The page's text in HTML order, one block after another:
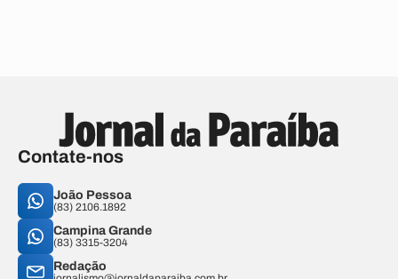
Contate-nos
João Pessoa
(83) 2106.1892
Campina Grande
(83) 3315-3204
Redação